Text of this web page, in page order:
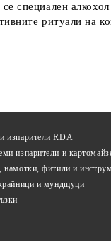
специален
ритуали
изпарители RDA
изпарители и
намотки, фитили и
и мундщуци